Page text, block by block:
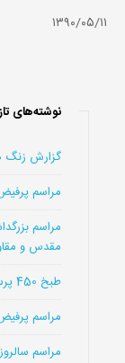
۱۳۹۰/۰۵/۱۱
نوشته‌های
گزارش زنگ
مراسم
مراسم
مقدس و
طبخ 450 پرس غذای نذری ( چلو جوجه )
مراسم
مراسم سالروز